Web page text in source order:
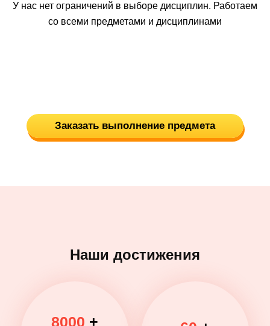
У нас нет ограничений в выборе дисциплин. Работаем
со всеми предметами и дисциплинами
Заказать выполнение предмета
Наши достижения
8000 +